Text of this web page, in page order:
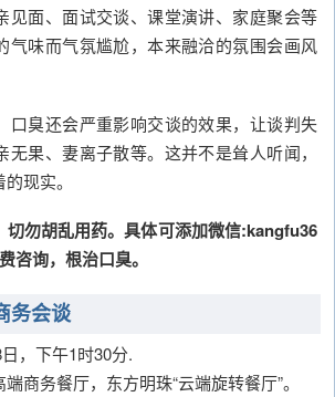
见面、面试交谈、课堂演讲、家庭聚会等
气味而气氛尴尬，本来融洽的氛围会画风
口臭还会严重影响交谈的效果，让谈判失
无果、妻离子散等。这并不是耸人听闻，
现实。
切勿胡乱用药。具体可添加微信:kangfu36
咨询，根治口臭。
务会谈
，下午1时30分.
商务餐厅，东方明珠“云端旋转餐厅”。